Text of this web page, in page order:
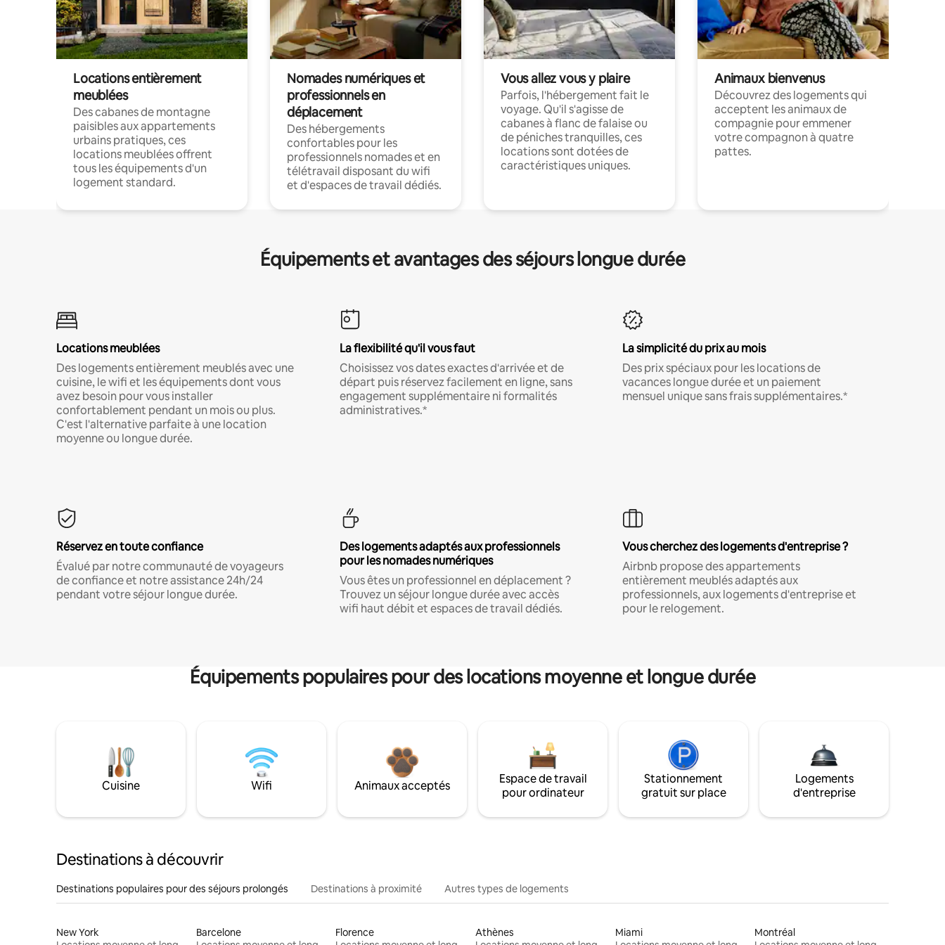
Locations entièrement
meublées
Des cabanes de montagne
paisibles aux appartements
urbains pratiques, ces
locations meublées offrent
tous les équipements d'un
logement standard.
Nomades numériques et
professionnels en
déplacement
Des hébergements
confortables pour les
professionnels nomades et en
télétravail disposant du wifi
et d'espaces de travail dédiés.
Vous allez vous y plaire
Parfois, l'hébergement fait le
voyage. Qu'il s'agisse de
cabanes à flanc de falaise ou
de péniches tranquilles, ces
locations sont dotées de
caractéristiques uniques.
Animaux bienvenus
Découvrez des logements qui
acceptent les animaux de
compagnie pour emmener
votre compagnon à quatre
pattes.
Équipements et avantages des séjours longue durée
Locations meublées
Des logements entièrement meublés avec une
cuisine, le wifi et les équipements dont vous
avez besoin pour vous installer
confortablement pendant un mois ou plus.
C'est l'alternative parfaite à une location
moyenne ou longue durée.
La flexibilité qu'il vous faut
Choisissez vos dates exactes d'arrivée et de
départ puis réservez facilement en ligne, sans
engagement supplémentaire ni formalités
administratives.*
La simplicité du prix au mois
Des prix spéciaux pour les locations de
vacances longue durée et un paiement
mensuel unique sans frais supplémentaires.*
Réservez en toute confiance
Évalué par notre communauté de voyageurs
de confiance et notre assistance 24h/24
pendant votre séjour longue durée.
Des logements adaptés aux professionnels
pour les nomades numériques
Vous êtes un professionnel en déplacement ?
Trouvez un séjour longue durée avec accès
wifi haut débit et espaces de travail dédiés.
Vous cherchez des logements d'entreprise ?
Airbnb propose des appartements
entièrement meublés adaptés aux
professionnels, aux logements d'entreprise et
pour le relogement.
Équipements populaires pour des locations moyenne et longue durée
Cuisine Wifi Animaux acceptés
Espace de travail
pour ordinateur
Stationnement
gratuit sur place
Logements
d'entreprise
Destinations à découvrir
Destinations populaires pour des séjours prolongés Destinations à proximité Autres types de logements
New York
Barcelone
Florence
Athènes
Miami
Montréal